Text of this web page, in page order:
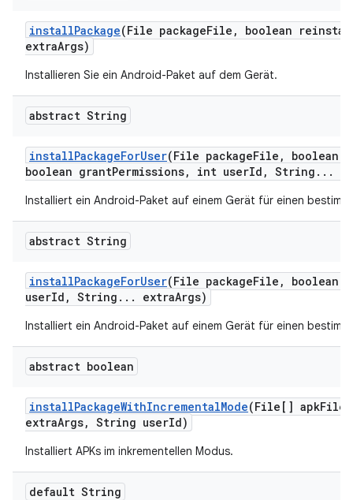
installPackage(File packageFile ,
boolean
extraArgs)
Installieren Sie ein Android-Paket auf dem Gerät.
abstract String
installPackageForUser(File packageFile ,
boolean
boolean grantPermissions, int userId , String . . .
Installiert ein Android-Paket auf einem Gerät für einen
abstract String
installPackageForUser(File packageFile ,
boolean
userId , String . . . extraArgs)
Installiert ein Android-Paket auf einem Gerät für einen
abstract boolean
installPackageWithIncrementalMode(File[] apkFiles
extraArgs, String userId)
Installiert APKs im inkrementellen Modus.
default String